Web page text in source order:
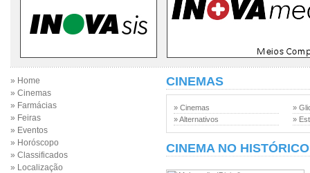
» Home
» Cinemas
» Farmácias
» Feiras
» Eventos
» Horóscopo
» Classificados
» Localização
CINEMAS
» Cinemas
» Alternativos
»
»
CINEMA NO HISTÓRICO